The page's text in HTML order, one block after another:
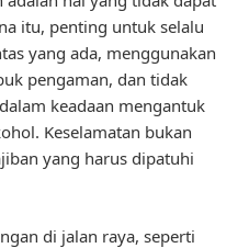
itu, penting untuk selalu
yang ada, menggunakan
pengaman, dan tidak
keadaan mengantuk
Keselamatan bukan
yang harus dipatuhi
di jalan raya, seperti